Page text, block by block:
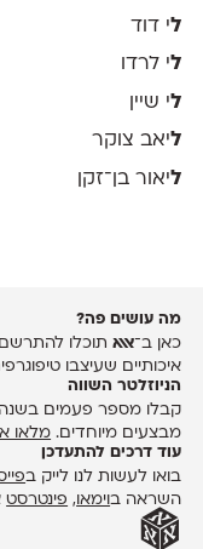
לי דוד
לי לרדו
לי שיין
ליאב צוקר
ליאור בן־זקן
מה עושים פה?
כאן ב־אאאתוכלו להתרשם
איכותיים שעיצבו
הניוזלטר השווה
קבלו מספר פעמים בשנה
מבצעים מיוחדים. מלאו
עוד דרכים להתעדכן
בואו לעשות לנו לייק ב
השראה בוימאו , פינטרסט